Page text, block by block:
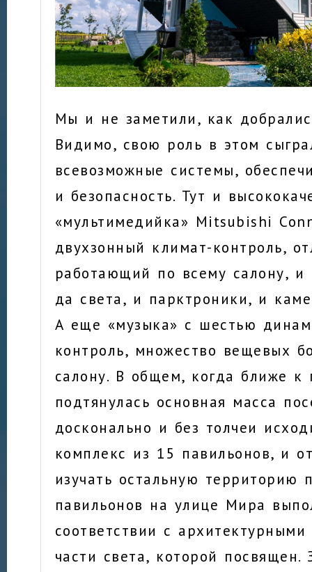
Мы и не заметили, как
Видимо, свою роль в этом
всевозможные системы,
и безопасность. Тут и
«мультимедийка» Mitsubishi
двухзонный климат-контроль,
работающий по всему салону,
да света, и парктроники, и
А еще «музыка» с шестью
контроль, множество вещевых
салону. В общем, когда ближе
подтянулась основная масса
досконально и без толчеи
комплекс из 15 павильонов, и
изучать остальную территорию
павильонов на улице Мира
соответствии с
части света, которой посвящен.